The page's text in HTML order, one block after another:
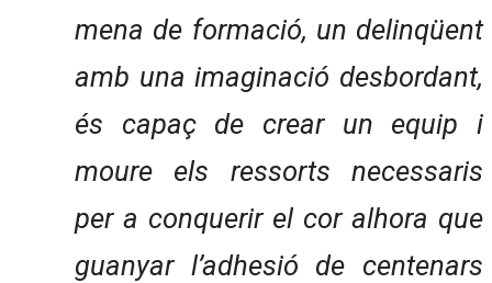
mena de formació, un delinqüent
amb una imaginació desbordant,
és capaç de crear un equip i
moure els ressorts necessaris
per a conquerir el cor alhora que
guanyar l’adhesió de centenars